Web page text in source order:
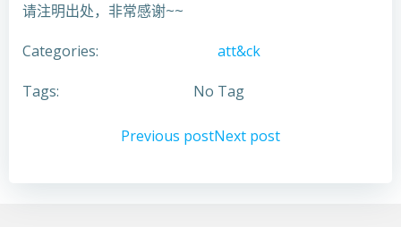
请注明出处，非常感谢~~
Categories: att&ck
Tags: No Tag
文
章
Previous post文
章
Next post